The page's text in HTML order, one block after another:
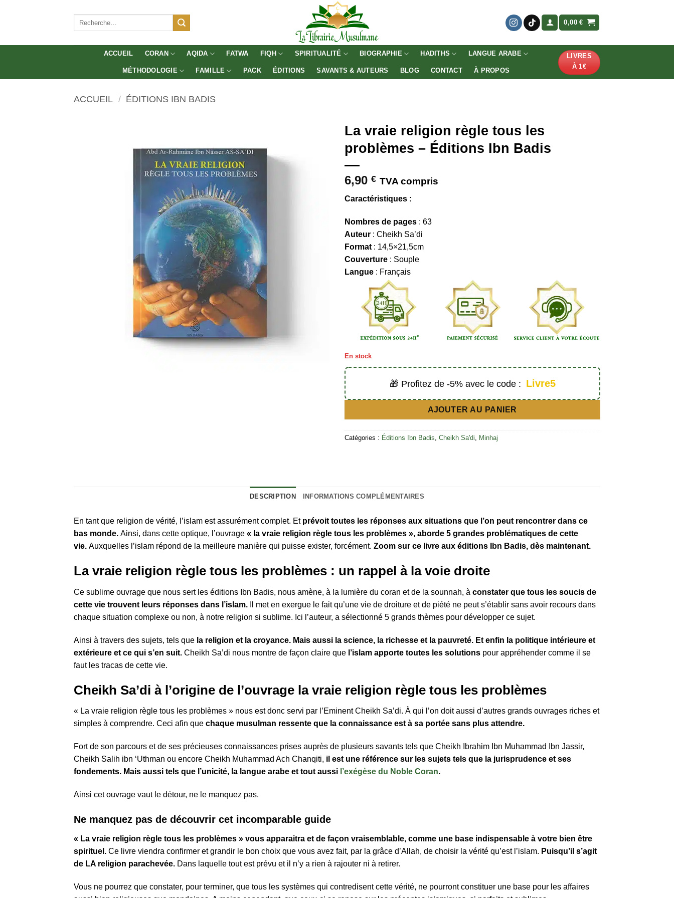
0,00€
ACCUEIL CORAN AQIDA FATWA FIQH SPIRITUALITÉ BIOGRAPHIE HADITHS LANGUE ARABE
MÉTHODOLOGIE FAMILLE PACK ÉDITIONS SAVANTS & AUTEURS BLOG CONTACT À PROPOS
LIVRES
À 1€
ACCUEIL / ÉDITIONS IBN BADIS
La vraie religion règle tous les
problèmes – Éditions Ibn Badis
6,90 € TVA compris
Caractéristiques :
Nombres de pages : 63
Auteur : Cheikh Sa’di
Format : 14,5×21,5cm
Couverture : Souple
Langue : Français
En stock
🎁 Profitez de -5% avec le code : Livre5
AJOUTER AU PANIER
Catégories : Éditions Ibn Badis Cheikh Sa'di Minhaj
DESCRIPTION INFORMATIONS COMPLÉMENTAIRES
En tant que religion de vérité, l’islam est assurément complet. Etprévoit toutes les réponses aux situations que l’on peut rencontrer dans ce
bas monde. Ainsi, dans cette optique, l’ouvrage « la vraie religion règle tous les problèmes », aborde 5 grandes problématiques de cette
vie. Auxquelles l’islam répond de la meilleure manière qui puisse exister, forcément. Zoom sur ce livre aux éditions Ibn Badis, dès maintenant.
La vraie religion règle tous les problèmes : un rappel à la voie droite
Ce sublime ouvrage que nous sert les éditions Ibn Badis, nous amène, à la lumière du coran et de la sounnah, à constater que tous les soucis de
cette vie trouvent leurs réponses dans l’islam. Il met en exergue le fait qu’une vie de droiture et de piété ne peut s’établir sans avoir recours dans
chaque situation complexe ou non, à notre religion si sublime. Ici l’auteur, a sélectionné 5 grands thèmes pour développer ce sujet.
Ainsi à travers des sujets, tels que la religion et la croyance. Mais aussi la science, la richesse et la pauvreté. Et enfin la politique intérieure et
extérieure et ce qui s’en suit. Cheikh Sa’di nous montre de façon claire que l’islam apporte toutes les solutions pour appréhender comme il se
faut les tracas de cette vie.
Cheikh Sa’di à l’origine de l’ouvrage la vraie religion règle tous les problèmes
« La vraie religion règle tous les problèmes » nous est donc servi par l’Eminent Cheikh Sa’di. À qui l’on doit aussi d’autres grands ouvrages riches et
simples à comprendre. Ceci afin que chaque musulman ressente que la connaissance est à sa portée sans plus attendre.
Fort de son parcours et de ses précieuses connaissances prises auprès de plusieurs savants tels que Cheikh Ibrahim Ibn Muhammad Ibn Jassir,
Cheikh Salih ibn ‘Uthman ou encore Cheikh Muhammad Ach Chanqiti, il est une référence sur les sujets tels que la jurisprudence et ses
fondements. Mais aussi tels que l’unicité, la langue arabe et tout aussi l’exégèse du Noble Coran.
Ainsi cet ouvrage vaut le détour, ne le manquez pas.
Ne manquez pas de découvrir cet incomparable guide
« La vraie religion règle tous les problèmes » vous apparaitra et de façon vraisemblable, comme une base indispensable à votre bien être
spirituel. Ce livre viendra confirmer et grandir le bon choix que vous avez fait, par la grâce d’Allah, de choisir la vérité qu’est l’islam. Puisqu’il s’agit
de LA religion parachevée. Dans laquelle tout est prévu et il n’y a rien à rajouter ni à retirer.
Vous ne pourrez que constater, pour terminer, que tous les systèmes qui contredisent cette vérité, ne pourront constituer une base pour les affaires